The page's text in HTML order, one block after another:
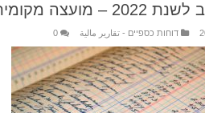
מקומית מסעדה
דוחות כספיים - تقارير مالية 0